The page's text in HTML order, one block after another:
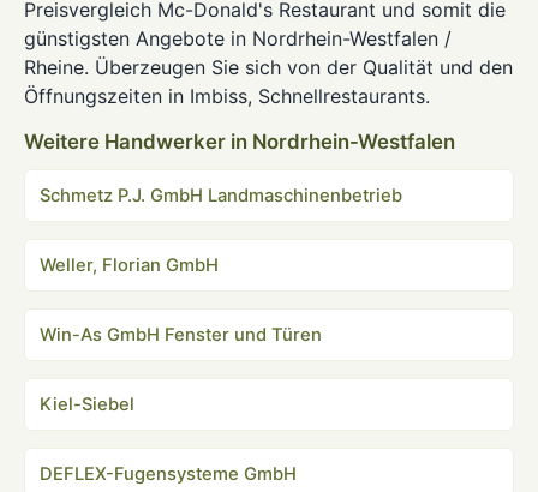
Preisvergleich Mc-Donald's Restaurant und somit die
günstigsten Angebote in Nordrhein-Westfalen /
Rheine. Überzeugen Sie sich von der Qualität und den
Öffnungszeiten in Imbiss, Schnellrestaurants.
Weitere Handwerker in Nordrhein-Westfalen
Schmetz P.J. GmbH Landmaschinenbetrieb
Weller, Florian GmbH
Win-As GmbH Fenster und Türen
Kiel-Siebel
DEFLEX-Fugensysteme GmbH